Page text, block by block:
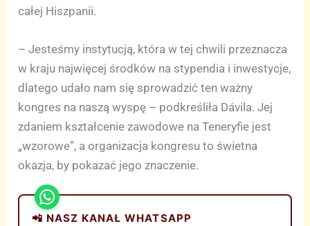
całej Hiszpanii.
– Jesteśmy instytucją, która w tej chwili przeznacza
w kraju najwięcej środków na stypendia i inwestycje,
dlatego udało nam się sprowadzić ten ważny
kongres na naszą wyspę – podkreśliła Dávila. Jej
zdaniem kształcenie zawodowe na Teneryfie jest
„wzorowe”, a organizacja kongresu to świetna
okazja, by pokazać jego znaczenie.
📲 NASZ KANAŁ WHATSAPP